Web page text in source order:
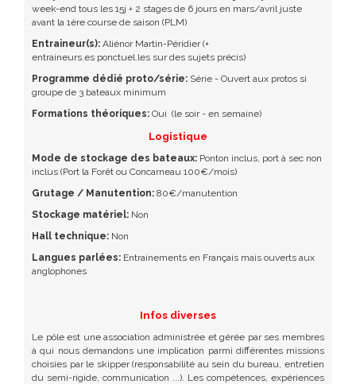
week-end tous les 15j + 2 stages de 6 jours en mars/avril juste
avant la 1ère course de saison (PLM)
Entraineur(s): Aliénor Martin-Péridier (+
entraineurs.es ponctuel.les sur des sujets précis)
Programme dédié proto/série: Série - Ouvert aux protos si
groupe de 3 bateaux minimum
Formations théoriques: Oui (le soir - en semaine)
Logistique
Mode de stockage des bateaux: Ponton inclus, port à sec non
inclus (Port la Forêt ou Concarneau 100€/mois)
Grutage / Manutention: 80€/manutention
Stockage matériel: Non
Hall technique: Non
Langues parlées: Entrainements en Français mais ouverts aux
anglophones
Infos diverses
Le pôle est une association administrée et gérée par ses membres
à qui nous demandons une implication parmi différentes missions
choisies par le skipper (responsabilité au sein du bureau, entretien
du semi-rigide, communication ...). Les compétences, expériences